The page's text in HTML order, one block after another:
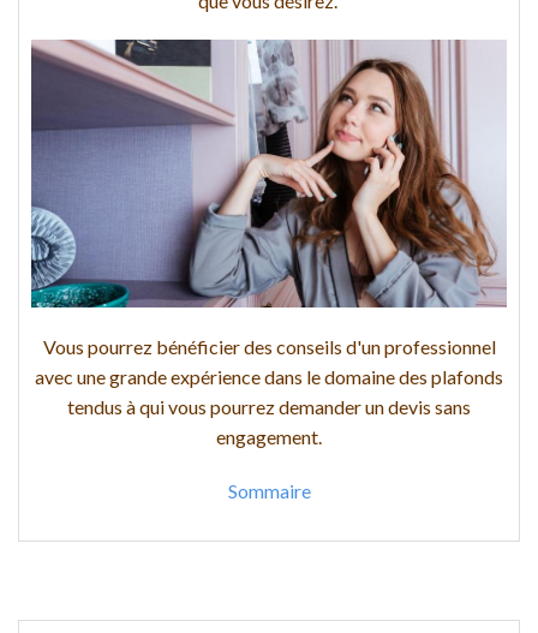
Vous pourrez bénéficier des conseils d'un professionnel
avec une grande expérience dans le domaine des plafonds
tendus à qui vous pourrez demander un devis sans
engagement.
Sommaire